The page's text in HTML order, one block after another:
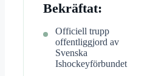
Bekräftat:
Officiell trupp
offentliggjord av
Svenska
Ishockeyförbundet